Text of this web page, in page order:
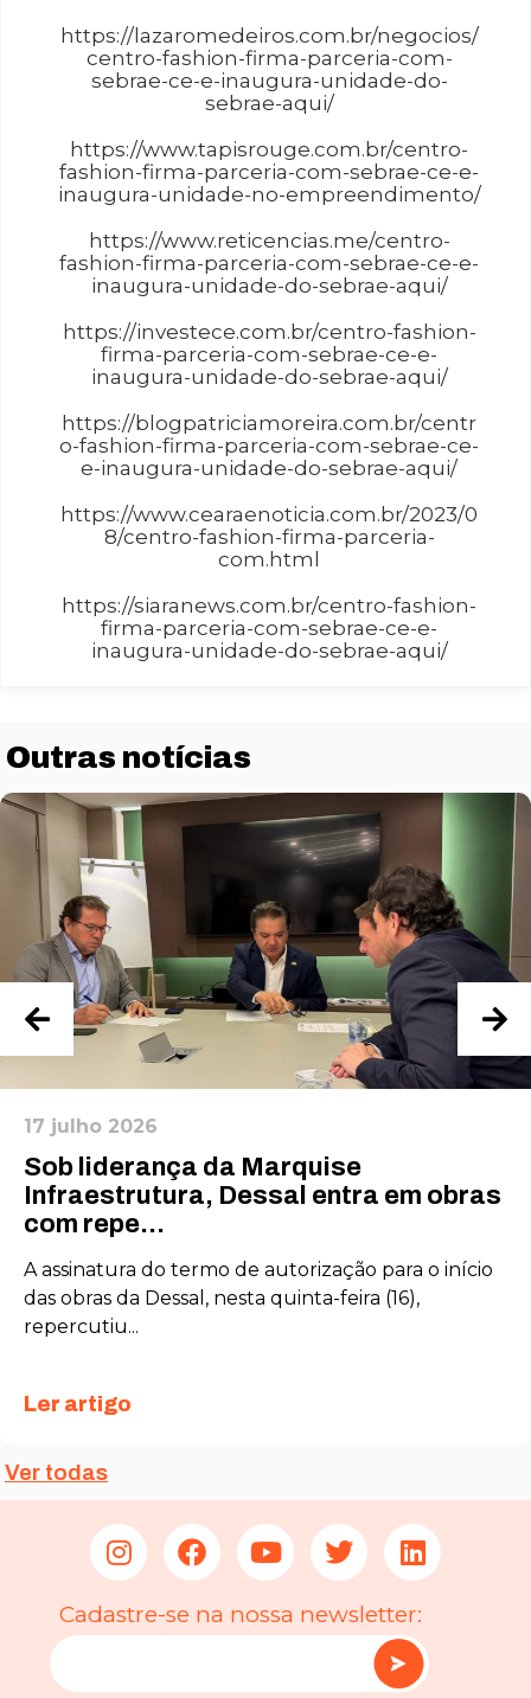
https://lazaromedeiros.com.br/negocios/
centro-fashion-firma-parceria-com-
sebrae-ce-e-inaugura-unidade-do-
sebrae-aqui/
https://www.tapisrouge.com.br/centro-
fashion-firma-parceria-com-sebrae-ce-e-
inaugura-unidade-no-empreendimento/
https://www.reticencias.me/centro-
fashion-firma-parceria-com-sebrae-ce-e-
inaugura-unidade-do-sebrae-aqui/
https://investece.com.br/centro-fashion-
firma-parceria-com-sebrae-ce-e-
inaugura-unidade-do-sebrae-aqui/
https://blogpatriciamoreira.com.br/centr
o-fashion-firma-parceria-com-sebrae-ce-
e-inaugura-unidade-do-sebrae-aqui/
https://www.cearaenoticia.com.br/2023/0
8/centro-fashion-firma-parceria-
com.html
https://siaranews.com.br/centro-fashion-
firma-parceria-com-sebrae-ce-e-
inaugura-unidade-do-sebrae-aqui/
Outras notícias
17 julho 2026
Sob liderança da Marquise
Infraestrutura, Dessal entra em obras
com repe...
A assinatura do termo de autorização para o início
das obras da Dessal, nesta quinta-feira (16),
repercutiu...
Ler artigo
Ver todas
Cadastre-se na nossa newsletter:
Necessário
Esses cookies
não são
opcionais. São
necessários
para o
funcionamento
do site.
Para que
possamos
melhorar a
Experiência
Para que o
nosso site
funcione o
melhor possível
durante a sua
visita. Se você
recusar esses
cookies,
algumas
funcionalidades
desaparecerão
Marketing
e
comportamento
ao visitar nosso